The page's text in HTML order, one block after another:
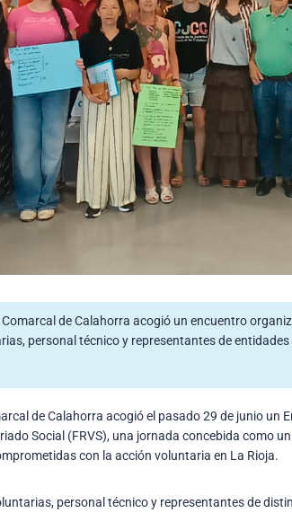
de Calahorra acogió un encuentro
personal técnico y representantes de
de Calahorra acogió el pasado 29 de junio
Social (FRVS), una jornada concebida como
con la acción voluntaria en La Rioja.
personal técnico y representantes de